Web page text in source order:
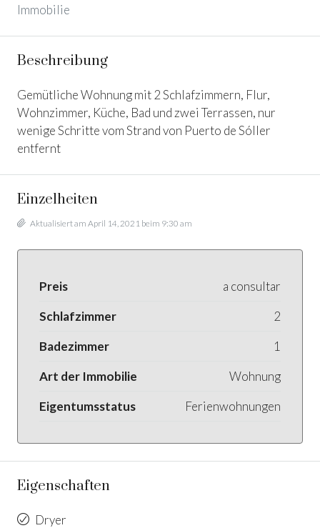
Immobilie
Beschreibung
Gemütliche Wohnung mit 2 Schlafzimmern, Flur,
Wohnzimmer, Küche, Bad und zwei Terrassen, nur
wenige Schritte vom Strand von Puerto de Sóller
entfernt
Einzelheiten
Aktualisiert am April 14, 2021 beim 9:30 am
Preis
a consultar
Schlafzimmer
2
Badezimmer
1
Art der Immobilie
Wohnung
Eigentumsstatus
Ferienwohnungen
Eigenschaften
Dryer